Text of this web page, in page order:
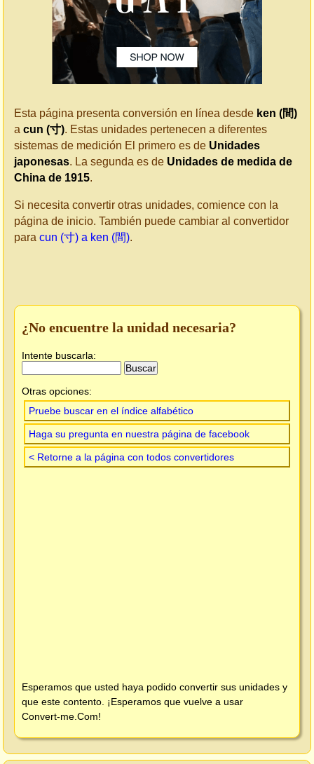
Esta página presenta conversión en línea desde ken (間)
a cun (寸). Estas unidades pertenecen a diferentes
sistemas de medición El primero es de Unidades
japonesas. La segunda es de Unidades de medida de
China de 1915.
Si necesita convertir otras unidades, comience con la
página de inicio. También puede cambiar al convertidor
para cun (寸) a ken (間).
¿No encuentre la unidad necesaria?
Intente buscarla:
Otras opciones:
Pruebe buscar en el índice alfabético
Haga su pregunta en nuestra página de facebook
< Retorne a la página con todos convertidores
Esperamos que usted haya podido convertir sus unidades y
que este contento. ¡Esperamos que vuelve a usar
Convert-me.Com!